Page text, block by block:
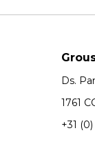
Ds.
1761
+31